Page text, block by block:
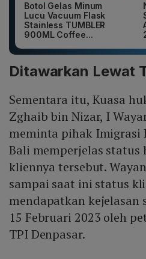
Botol Gelas Minum
Lucu Vacuum Flask
Stainless TUMBLER
900ML Coffee...
Ditawarkan Lewat
Sementara itu, Kuasa
Zghaib bin Nizar, I
meminta pihak Imigrasi
Bali memperjelas status
kliennya tersebut.
sampai saat ini status
mendapatkan kejelasan
15 Februari 2023 oleh
TPI Denpasar.